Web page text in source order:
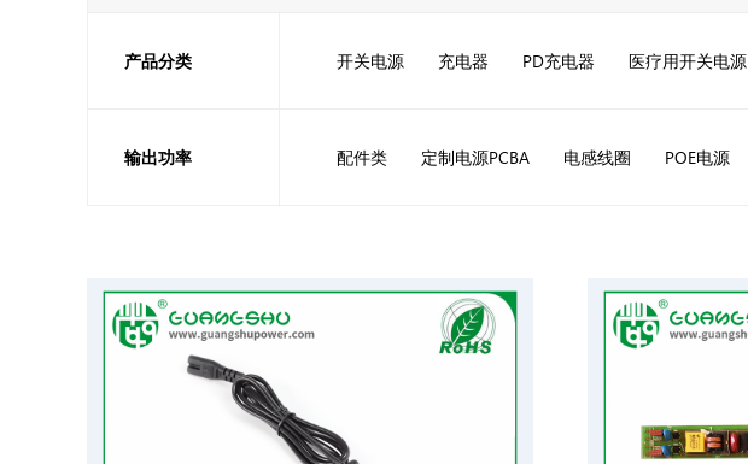
产品分类 开关电源 充电器 PD充电器 医疗用开关电源
输出功率 配件类 定制电源PCBA 电感线圈 POE电源